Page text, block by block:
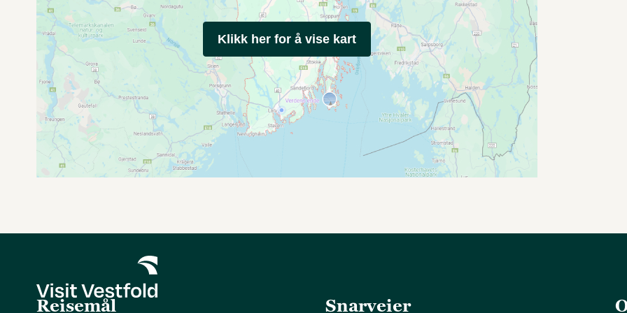
Klikk her for å vise kart
Reisemål Snarveier